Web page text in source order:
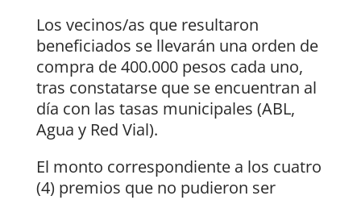
Los vecinos/as que resultaron
beneficiados se llevarán una orden de
compra de 400.000 pesos cada uno,
tras constatarse que se encuentran al
día con las tasas municipales (ABL,
Agua y Red Vial).
El monto correspondiente a los cuatro
(4) premios que no pudieron ser